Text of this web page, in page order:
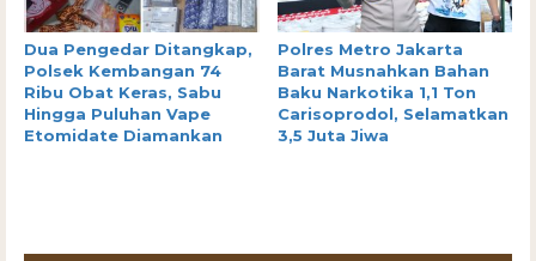
Dua Pengedar Ditangkap,
Polsek Kembangan 74
Ribu Obat Keras, Sabu
Hingga Puluhan Vape
Etomidate Diamankan
Polres Metro Jakarta
Barat Musnahkan Bahan
Baku Narkotika 1,1 Ton
Carisoprodol, Selamatkan
3,5 Juta Jiwa